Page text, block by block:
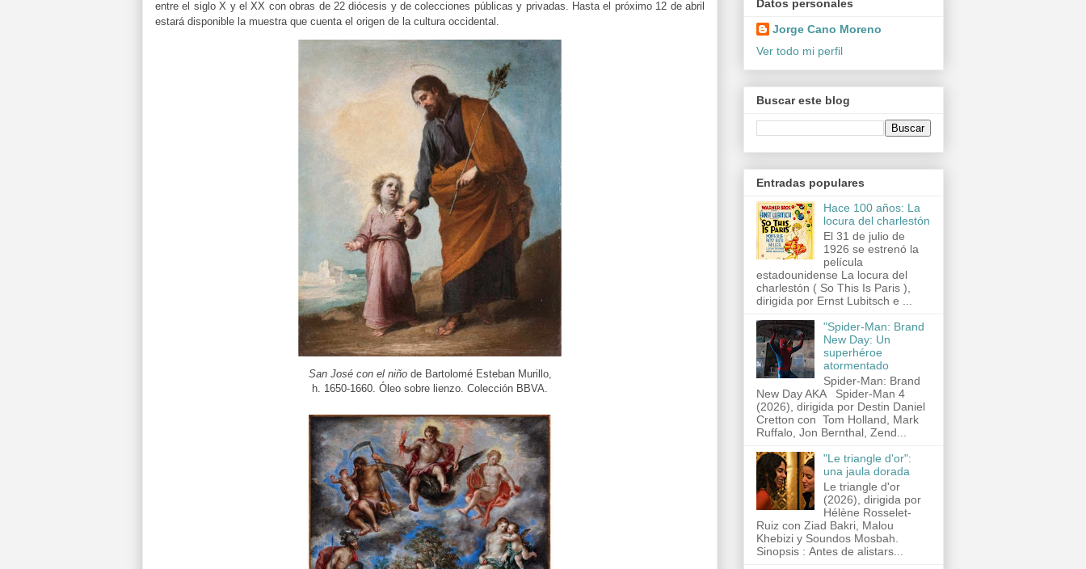
entre el siglo X y el XX con obras de 22 diócesis y de colecciones públicas y privadas. Hasta el próximo 12 de abril
estará disponible la muestra que cuenta el origen de la cultura occidental.
San José con el niñode Bartolomé Esteban Murillo,
h. 1650-1660. Óleo sobre lienzo. Colección BBVA.
Datos personales
Jorge Cano Moreno
Ver todo mi perfil
Buscar este blog
Entradas populares
Hace 100 años: La
locura del charlestón
El 31 de julio de
1926 se estrenó la
película
estadounidense La locura del
charlestón ( So This Is Paris ),
dirigida por Ernst Lubitsch e ...
"Spider-Man: Brand
New Day: Un
superhéroe
atormentado
Spider-Man: Brand
New Day AKA Spider-Man 4
(2026), dirigida por Destin Daniel
Cretton con Tom Holland, Mark
Ruffalo, Jon Bernthal, Zend...
"Le triangle d'or":
una jaula dorada
Le triangle d'or
(2026), dirigida por
Hélène Rosselet-
Ruiz con Ziad Bakri, Malou
Khebizi y Soundos Mosbah.
Sinopsis : Antes de alistars...